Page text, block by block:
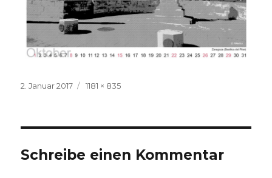
Veröffentlicht
2. Januar 2017
Volle
1181 × 835
Schreibe einen Kommentar